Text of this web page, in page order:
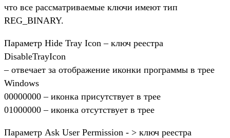
что все рассматриваемые ключи имеют тип
REG_BINARY.
Параметр Hide Tray Icon – ключ реестра
DisableTrayIcon
– отвечает за отображение иконки программы в трее
Windows
00000000 – иконка присутствует в трее
01000000 – иконка отсутствует в трее
Параметр Ask User Permission - > ключ реестра